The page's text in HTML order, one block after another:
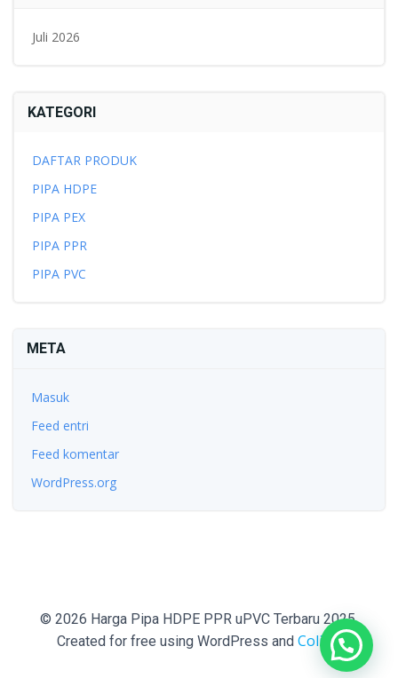
Juli 2026
KATEGORI
DAFTAR PRODUK
PIPA HDPE
PIPA PEX
PIPA PPR
PIPA PVC
META
Masuk
Feed entri
Feed komentar
WordPress.org
© 2026 Harga Pipa HDPE PPR uPVC Terbaru 2025.
Created for free using WordPress and Colibri